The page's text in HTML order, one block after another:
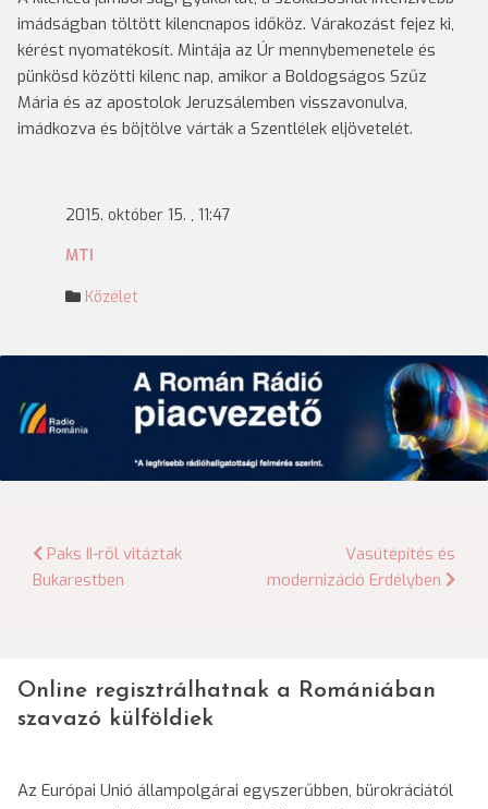
imádságban töltött kilencnapos időköz. Várakozást fejez ki,
kérést nyomatékosít. Mintája az Úr mennybemenetele és
pünkösd közötti kilenc nap, amikor a Boldogságos Szűz
Mária és az apostolok Jeruzsálemben visszavonulva,
imádkozva és böjtölve várták a Szentlélek eljövetelét.
2015. október 15. , 11:47
MTI
Közélet
Bejegyzés
Paks II-ről vitáztak
Bukarestben
Vasútépítés és
modernizáció Erdélyben
Online regisztrálhatnak a Romániában
szavazó külföldiek
Az Európai Unió állampolgárai egyszerűbben, bürokráciától